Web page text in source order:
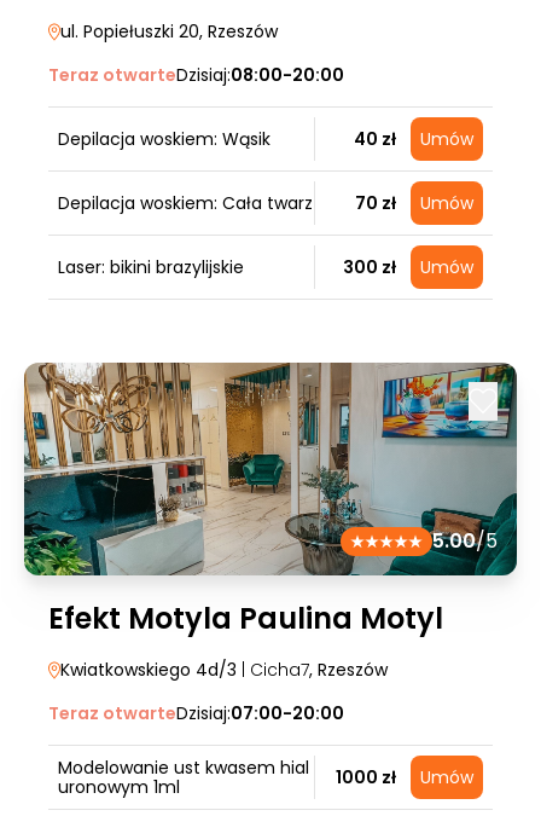
ul. Popiełuszki 20, Rzeszów
Teraz otwarteDzisiaj:08:00-20:00
Depilacja woskiem: Wąsik 40 zł Umów
Depilacja woskiem: Cała twarz 70 zł Umów
Laser: bikini brazylijskie 300 zł Umów
5.00/5
Efekt Motyla Paulina Motyl
Kwiatkowskiego 4d/3 | Cicha7, Rzeszów
Teraz otwarteDzisiaj:07:00-20:00
Modelowanie ust kwasem hial
uronowym 1ml
1000 zł Umów